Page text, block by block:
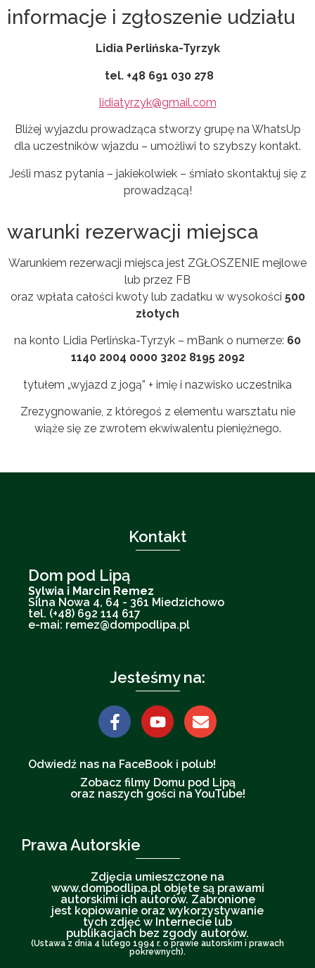
informacje i zgłoszenie udziału
Lidia Perlińska-Tyrzyk
tel. +48 691 030 278
lidiatyrzyk@gmail.com
Bliżej wyjazdu prowadząca stworzy grupę na WhatsUp
dla uczestników wjazdu – umożliwi to szybszy kontakt.
Jeśli masz pytania – jakiekolwiek – śmiało skontaktuj się z
prowadzącą!
warunki rezerwacji miejsca
Warunkiem rezerwacji miejsca jest ZGŁOSZENIE mejlowe
lub przez FB
oraz wpłata całości kwoty lub zadatku w wysokości 500
złotych
na konto Lidia Perlińska-Tyrzyk – mBank o numerze: 60
1140 2004 0000 3202 8195 2092
tytułem „wyjazd z jogą” + imię i nazwisko uczestnika
Zrezygnowanie, z któregoś z elementu warsztatu nie
wiąże się ze zwrotem ekwiwalentu pieniężnego.
Kontakt
Dom pod Lipą
Sylwia i Marcin Remez
Silna Nowa 4, 64 - 361 Miedzichowo
tel. (+48) 692 114 617
e-mai: remez@dompodlipa.pl
Jesteśmy na:
Odwiedź nas na FaceBook i polub!
Zobacz filmy Domu pod Lipą
oraz naszych gości na YouTube!
Prawa Autorskie
Zdjęcia umieszczone na
www.dompodlipa.pl objęte są prawami
autorskimi ich autorów. Zabronione
jest kopiowanie oraz wykorzystywanie
tych zdjęć w Internecie lub
publikacjach bez zgody autorów.
(Ustawa z dnia 4 lutego 1994 r. o prawie autorskim i prawach
pokrewnych).